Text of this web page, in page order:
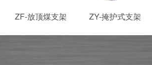
ZF-放顶煤支架 ZY-掩护式支架